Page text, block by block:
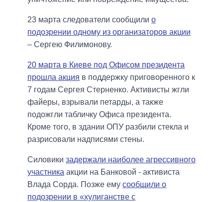
23 марта следователи сообщили о
подозрении одному из организаторов акции
– Сергею Филимонову.
20 марта в Киеве под Офисом президента
прошла акция в поддержку приговоренного к
7 годам Сергея Стерненко. Активисты жгли
файеры, взрывали петарды, а также
подожгли табличку Офиса президента.
Кроме того, в здании ОПУ разбили стекла и
разрисовали надписями стены.
Силовики задержали наиболее агрессивного
участника акции на Банковой - активиста
Влада Сорда. Позже ему сообщили о
подозрении в «хулиганстве с